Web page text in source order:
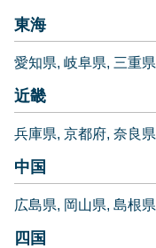
東海
愛知県 岐阜県 三重県
近畿
兵庫県 京都府 奈良県
中国
広島県 岡山県 島根県
四国